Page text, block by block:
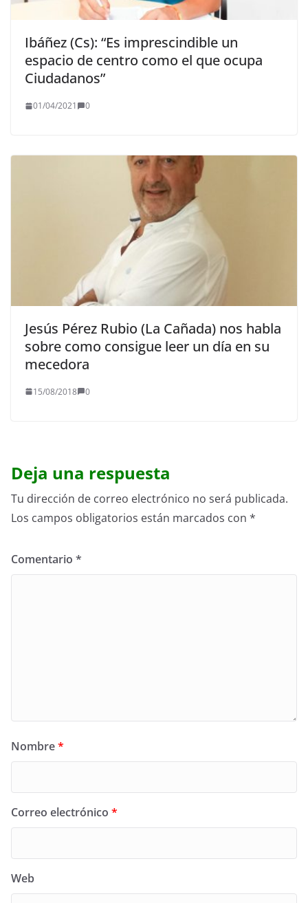
Ibáñez (Cs): “Es imprescindible un
espacio de centro como el que ocupa
Ciudadanos”
01/04/2021 0
Jesús Pérez Rubio (La Cañada) nos habla
sobre como consigue leer un día en su
mecedora
15/08/2018 0
Deja una respuesta
Tu dirección de correo electrónico no será publicada.
Los campos obligatorios están marcados con *
Comentario *
Nombre*
Correo electrónico *
Web